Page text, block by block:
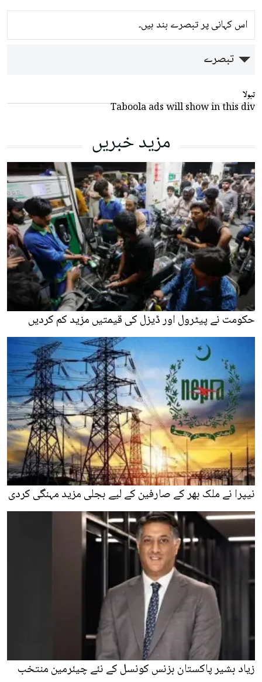
اس کہانی پر تبصرے بند ہیں۔
تبصرے
تبولا
Taboola ads will show in this div
مزید خبریں
حکومت نے پیٹرول اور ڈیزل کی قیمتیں مزید کم کردیں
نیپرا نے ملک بھر کے صارفین کے لیے بجلی مزید مہنگی کردی
زیاد بشیر پاکستان بزنس کونسل کے نئے چیئرمین منتخب